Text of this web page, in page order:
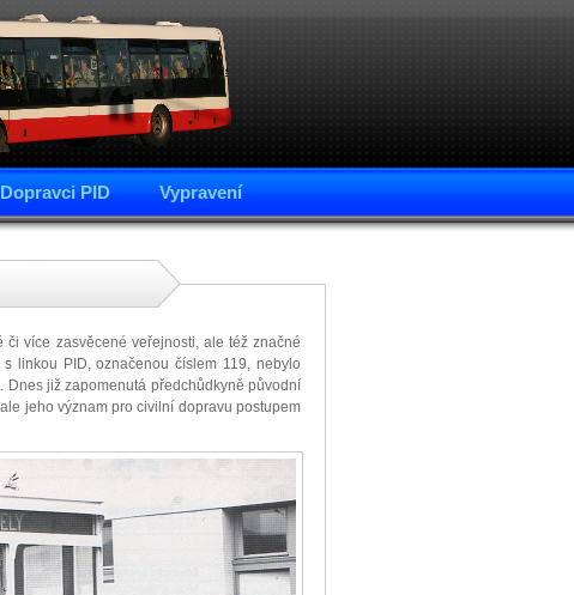
Dopravci PID Vypravení
více zasvěcené veřejnosti, ale též značné
linkou PID, označenou číslem 119, nebylo
Dnes již zapomenutá předchůdkyně původní
jeho význam pro civilní dopravu postupem